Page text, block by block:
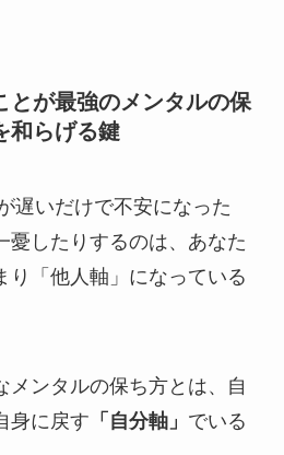
とが最強のメンタルの保
和らげる鍵
遅いだけで不安になった
憂したりするのは、あなた
り「他人軸」になっている
メンタルの保ち方とは、自
身に戻す 「自分軸」 でいる